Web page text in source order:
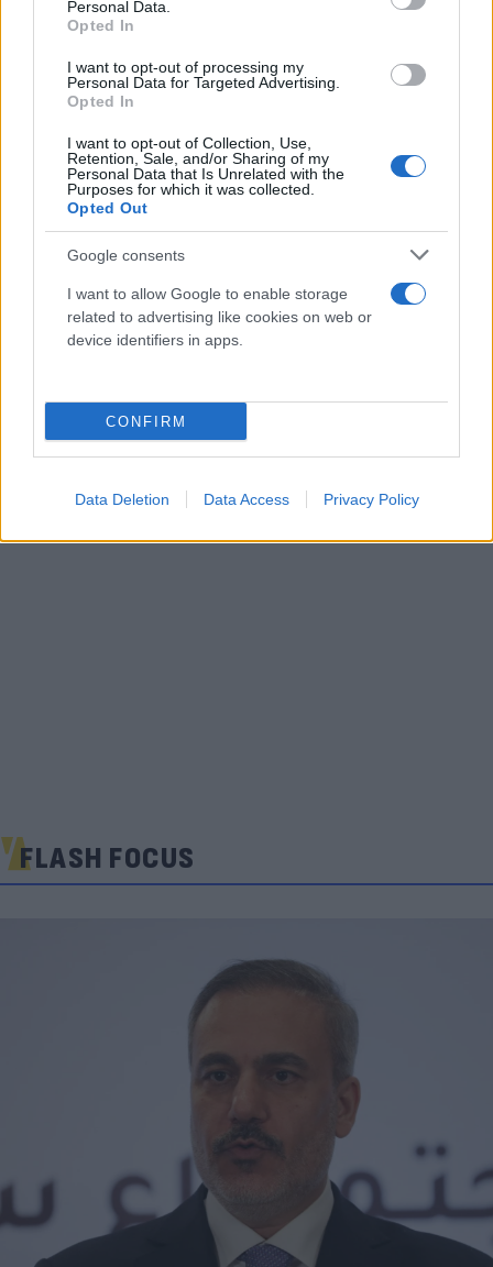
Personal Data.
Opted In
I want to opt-out of processing my
Personal Data for Targeted Advertising.
Opted In
I want to opt-out of Collection, Use,
Retention, Sale, and/or Sharing of my
Personal Data that Is Unrelated with the
Purposes for which it was collected.
Opted Out
Google consents
I want to allow Google to enable storage
related to advertising like cookies on web or
device identifiers in apps.
CONFIRM
Data Deletion Data Access Privacy Policy
08.08.2026 ΧΡΙΣΤΌΔΟΥΛΟΣ ΣΚΟΎΝΤΑΣ
FLASH FOCUS